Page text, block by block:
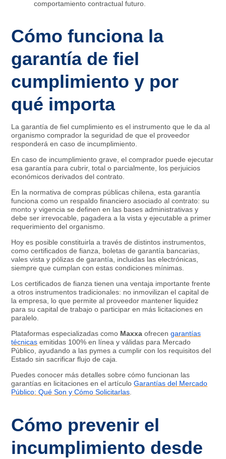
comportamiento contractual futuro.
Cómo funciona la
garantía de fiel
cumplimiento y por
qué importa
La garantía de fiel cumplimiento es el instrumento que le da al
organismo comprador la seguridad de que el proveedor
responderá en caso de incumplimiento.
En caso de incumplimiento grave, el comprador puede ejecutar
esa garantía para cubrir, total o parcialmente, los perjuicios
económicos derivados del contrato.
En la normativa de compras públicas chilena, esta garantía
funciona como un respaldo financiero asociado al contrato: su
monto y vigencia se definen en las bases administrativas y
debe ser irrevocable, pagadera a la vista y ejecutable a primer
requerimiento del organismo.
Hoy es posible constituirla a través de distintos instrumentos,
como certificados de fianza, boletas de garantía bancarias,
vales vista y pólizas de garantía, incluidas las electrónicas,
siempre que cumplan con estas condiciones mínimas.
Los certificados de fianza tienen una ventaja importante frente
a otros instrumentos tradicionales: no inmovilizan el capital de
la empresa, lo que permite al proveedor mantener liquidez
para su capital de trabajo o participar en más licitaciones en
paralelo.
Plataformas especializadas como Maxxa ofrecengarantías
técnicas emitidas 100% en línea y válidas para Mercado
Público, ayudando a las pymes a cumplir con los requisitos del
Estado sin sacrificar flujo de caja.
Puedes conocer más detalles sobre cómo funcionan las
garantías en licitaciones en el artículo Garantías del Mercado
Público: Qué Son y Cómo Solicitarlas
Cómo prevenir el
incumplimiento desde